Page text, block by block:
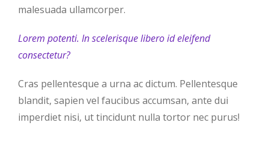
malesuada ullamcorper.
Lorem potenti. In scelerisque libero id eleifend
consectetur?
Cras pellentesque a urna ac dictum. Pellentesque
blandit, sapien vel faucibus accumsan, ante dui
imperdiet nisi, ut tincidunt nulla tortor nec purus!